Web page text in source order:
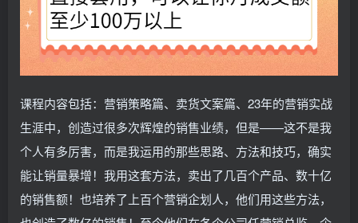
课程内容包括：营销策略篇、卖货文案篇、23年的营销实战
生涯中，创造过很多次辉煌的销售业绩，但是——这不是我
个人有多厉害，而是我运用的那些思路、方法和技巧，确实
能让销量暴增！我用这套方法，卖出了几百个产品、数十亿
的销售额！也培养了上百个营销企划人，他们用这些方法，